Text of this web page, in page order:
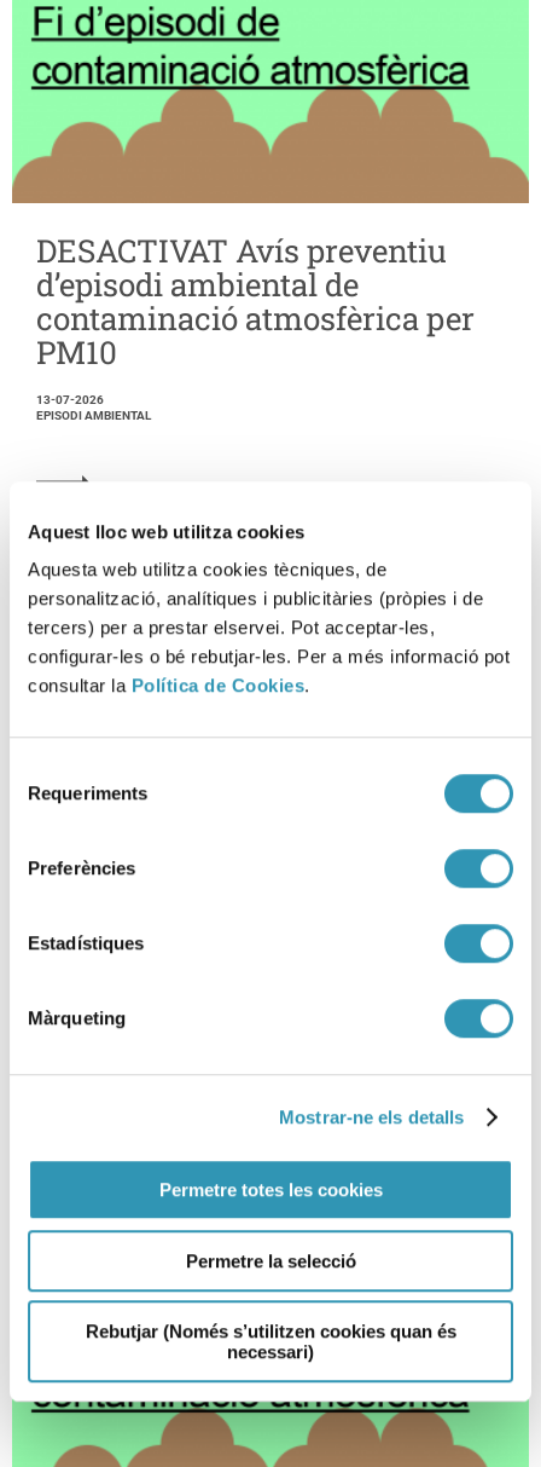
Aquest lloc web utilitza cookies
Aquesta web utilitza cookies tècniques, de
personalització, analítiques i publicitàries (pròpies i de
tercers) per a prestar elservei. Pot acceptar-les,
configurar-les o bé rebutjar-les. Per a més informació pot
consultar la Política de Cookies.
Requeriments
Preferències
Estadístiques
Màrqueting
Mostrar-ne els detalls
Permetre totes les cookies
Permetre la selecció
Rebutjar (Només s’utilitzen cookies quan és
necessari)
DESACTIVAT Avís preventiu
d’episodi ambiental de
contaminació atmosfèrica per
PM10
13-07-2026
EPISODI AMBIENTAL
Avís preventiu d’episodi
ambiental de contaminació